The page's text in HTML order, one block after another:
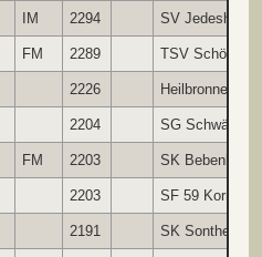
IM 2294 SV Jedesheim
FM 2289 TSV Schönaich
2226 Heilbronner SV
2204 SG
FM 2203 SK
2203 SF 59
2191 SK Sontheim/